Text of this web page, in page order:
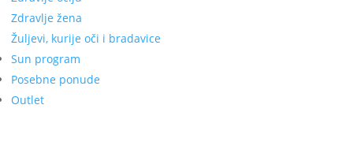
Zdravlje žena
Žuljevi, kurije oči i bradavice
Sun program
Posebne ponude
Outlet